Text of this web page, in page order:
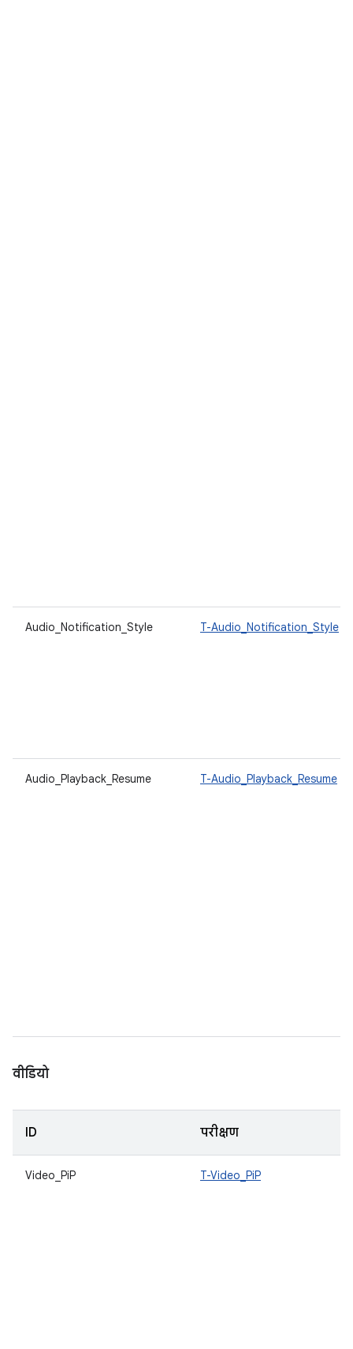
Audio_Notification_Style T-Audio_Notification_Style
Audio_Playback_Resume T-Audio_Playback_Resume
वीडियो
ID परीक्षण
Video_PiP T-Video_PiP